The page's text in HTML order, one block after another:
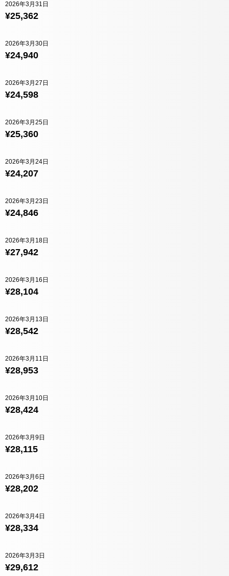
¥25,362
2026年3月31日
¥24,940
2026年3月30日
¥24,598
2026年3月27日
¥25,360
2026年3月25日
¥24,207
2026年3月24日
¥24,846
2026年3月23日
¥27,942
2026年3月18日
¥28,104
2026年3月16日
¥28,542
2026年3月13日
¥28,953
2026年3月11日
¥28,424
2026年3月10日
¥28,115
2026年3月9日
¥28,202
2026年3月6日
¥28,334
2026年3月4日
¥29,612
2026年3月3日